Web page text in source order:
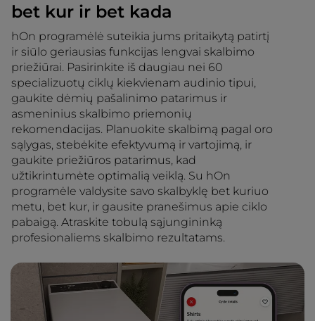
bet kur ir bet kada
hOn programėlė suteikia jums pritaikytą patirtį
ir siūlo geriausias funkcijas lengvai skalbimo
priežiūrai. Pasirinkite iš daugiau nei 60
specializuotų ciklų kiekvienam audinio tipui,
gaukite dėmių pašalinimo patarimus ir
asmeninius skalbimo priemonių
rekomendacijas. Planuokite skalbimą pagal oro
sąlygas, stebėkite efektyvumą ir vartojimą, ir
gaukite priežiūros patarimus, kad
užtikrintumėte optimalią veiklą. Su hOn
programėle valdysite savo skalbyklę bet kuriuo
metu, bet kur, ir gausite pranešimus apie ciklo
pabaigą. Atraskite tobulą sąjungininką
profesionaliems skalbimo rezultatams.